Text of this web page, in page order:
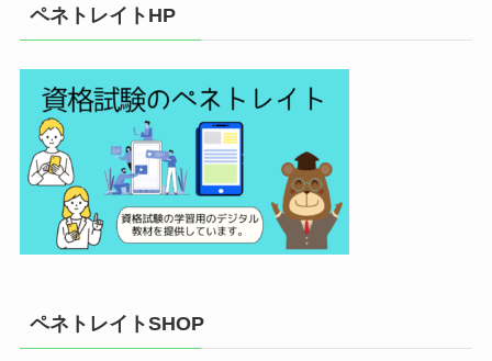
ペネトレイトHP
ペネトレイトSHOP